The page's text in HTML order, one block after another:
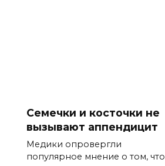
Семечки и косточки не
вызывают аппендицит
Медики опровергли
популярное мнение о том, что